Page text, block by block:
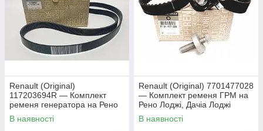
Renault (Original)
117203694R — Комплект
ременя генератора на Рено
Лоджі, Дачіа Лоджі 1.5dci K9K
В наявності
Renault (Original) 7701477028
— Комплект ременя ГРМ на
Рено Лоджі, Дачіа Лоджі
1.5dci K9K
В наявності